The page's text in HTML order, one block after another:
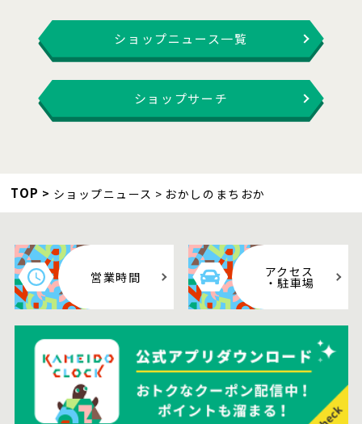
ショップニュース一覧
ショップサーチ
TOP ショップニュース おかしのまちおか
営業時間 アクセス
・駐車場